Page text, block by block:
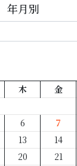
年月別
木 金
6 7
13 14
20 21